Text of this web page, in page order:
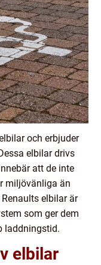
och erbjuder
elbilar drivs
att de inte
miljövänliga än
elbilar är
som ger dem
laddningstid.
elbilar